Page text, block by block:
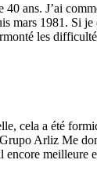
40 ans. J’ai
mars 1981. Si
les
cela a été
Arliz Me
encore meilleure